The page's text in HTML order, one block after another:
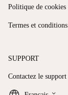
Politique de cookies
Termes et conditions
SUPPORT
Contactez le support
keyboard_arrow_down